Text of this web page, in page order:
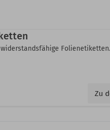
Folienetiketten.
Zu